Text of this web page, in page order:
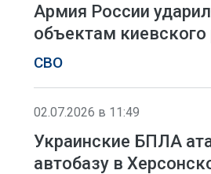
Армия России
объектам
СВО
02.07.2026 в 11:49
Украинские БПЛА
автобазу в